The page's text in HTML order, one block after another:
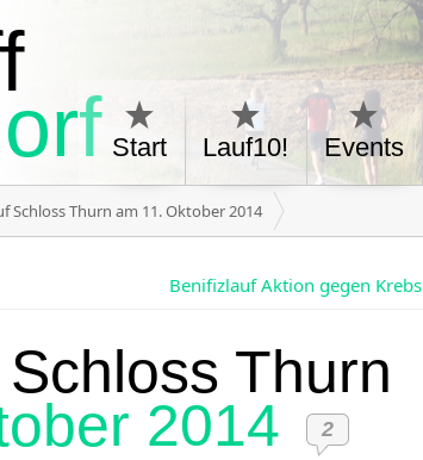
Start Lauf10! Events
Schloss Thurn am 11. Oktober 2014
Benifizlauf Aktion gegen Krebs
Thurn
2014 2